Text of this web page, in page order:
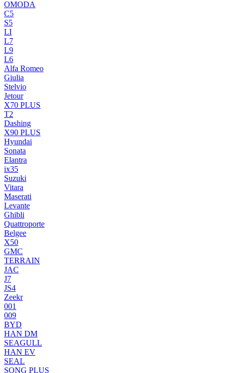
OMODA
C5
S5
LI
L7
L9
L6
Alfa Romeo
Giulia
Stelvio
Jetour
X70 PLUS
T2
Dashing
X90 PLUS
Hyundai
Sonata
Elantra
ix35
Suzuki
Vitara
Maserati
Levante
Ghibli
Quattroporte
Belgee
X50
GMC
TERRAIN
JAC
J7
JS4
Zeekr
001
009
BYD
HAN DM
SEAGULL
HAN EV
SEAL
SONG PLUS